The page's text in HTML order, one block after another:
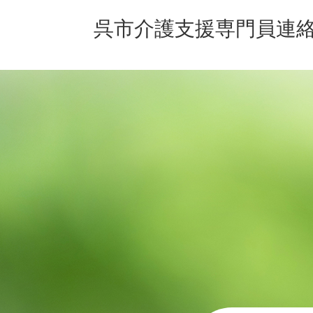
呉市介護支援専門員連